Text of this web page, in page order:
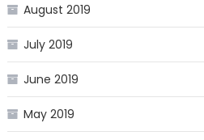
August 2019
July 2019
June 2019
May 2019